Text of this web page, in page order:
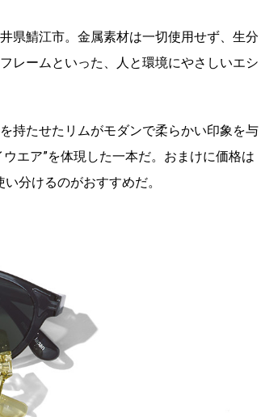
県鯖江市。金属素材は一切使用せず、生分
レームといった、人と環境にやさしいエシ
持たせたリムがモダンで柔らかい印象を与
エア”を体現した一本だ。おまけに価格は
分けるのがおすすめだ。